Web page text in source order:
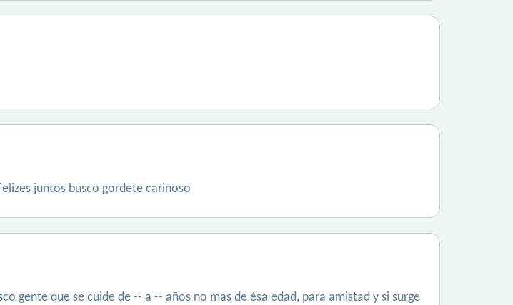
juntos busco gordete cariñoso
gente que se cuide de -- a -- años no mas de ésa edad, para amistad y si surge